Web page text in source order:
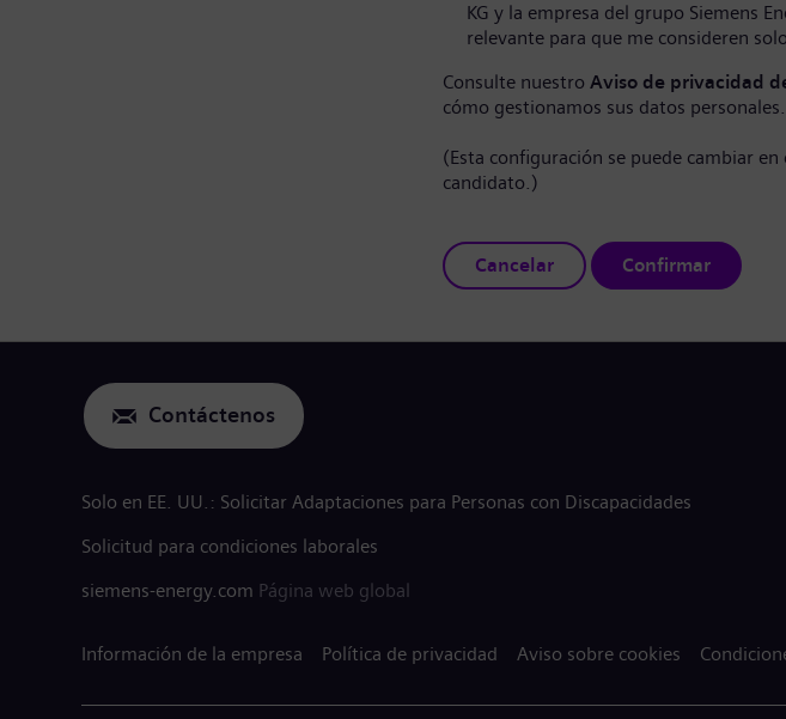
KG y la empresa del grupo Siemens
relevante para que me consideren
Consulte nuestro Aviso de privacidad
cómo gestionamos sus datos personales.
(Esta configuración se puede cambiar
candidato.)
Cancelar Confirmar
Contáctenos
Solo en EE. UU.: Solicitar Adaptaciones para Personas con Discapacidades
Solicitud para condiciones laborales
siemens-energy.com Página web global
Información de la empresa Política de privacidad Aviso sobre cookies